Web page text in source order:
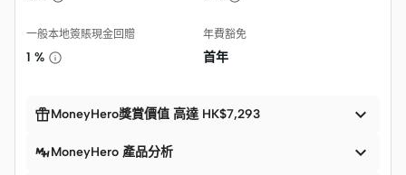
一般本地簽賬現金回贈
1 %
年費豁免
首年
MoneyHero獎賞價值 高達 HK$7,293 
MoneyHero 產品分析 